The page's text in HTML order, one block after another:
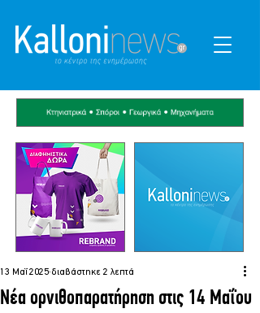
Νέα ορνιθοπαρατήρηση στις 14 Μαΐου
13 Μαΐ 2025 διαβάστηκε 2 λεπτά